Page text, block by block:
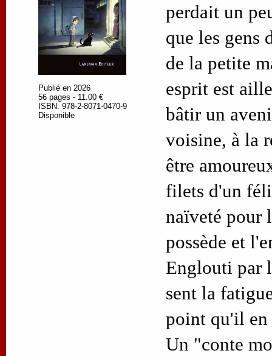
Publié en 2026
56 pages - 11.00 €
ISBN: 978-2-8071-0470-9
Disponible
perdait un
que les gens
de la petite
esprit est
bâtir un
voisine, à la
être
filets d'un
naïveté pour
possède et
Englouti par
sent la
point qu'il en
Un "conte